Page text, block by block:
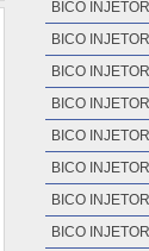
BICO
BICO
BICO
BICO
BICO
BICO
BICO
BICO